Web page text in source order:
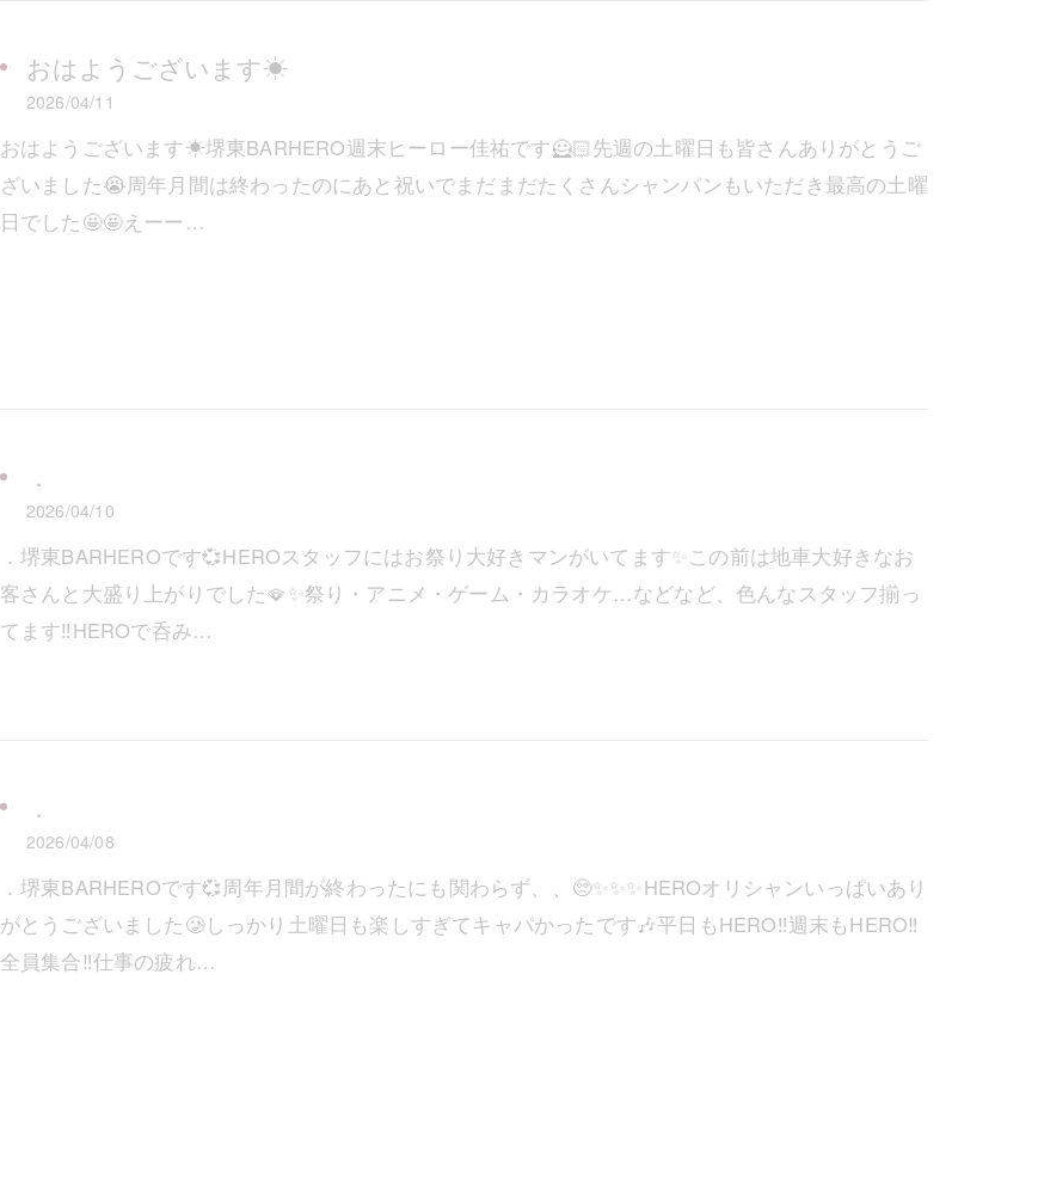
おはようございます☀
2026/04/11
おはようございます☀堺東BARHERO週末ヒーロー佳祐です🦸🏻先週の土曜日も皆さんありがとうご
ざいました😭周年月間は終わったのにあと祝いでまだまだたくさんシャンパンもいただき最高の土曜
日でした🤩🤩えーー…
．
2026/04/10
．堺東BARHEROです💞HEROスタッフにはお祭り大好きマンがいてます✨この前は地車大好きなお
客さんと大盛り上がりでした🪭✨祭り・アニメ・ゲーム・カラオケ…などなど、色んなスタッフ揃っ
てます‼️HEROで呑み…
．
2026/04/08
．堺東BARHEROです💞周年月間が終わったにも関わらず、、🥺✨✨✨HEROオリシャンいっぱいあり
がとうございました🥲しっかり土曜日も楽しすぎてキャパかったです🎶平日もHERO‼️週末もHERO‼️
全員集合‼️仕事の疲れ…